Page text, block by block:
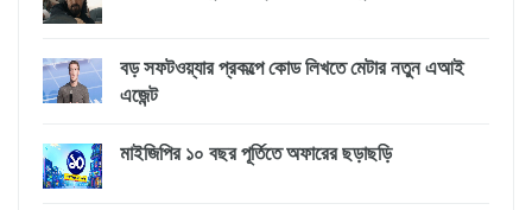
বড় সফটওয়্যার প্রকল্পে কোড লিখতে মেটার নতুন এআই
এজেন্ট
মাইজিপির ১০ বছর পূর্তিতে অফারের ছড়াছড়ি